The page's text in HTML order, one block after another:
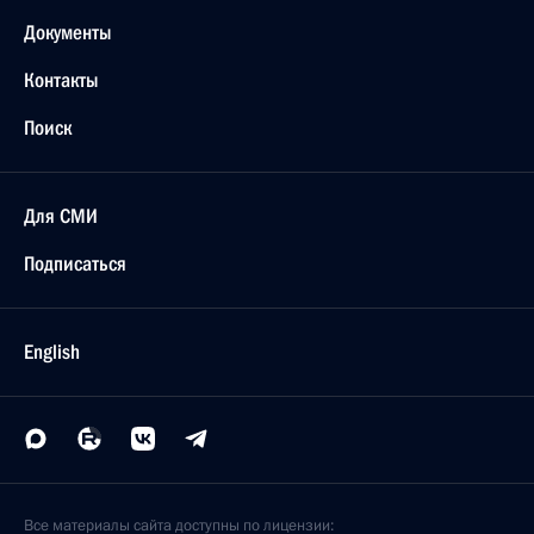
Документы
Контакты
Поиск
Для СМИ
Подписаться
English
Все материалы сайта доступны по лицензии: